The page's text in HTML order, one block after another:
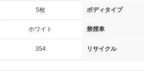
5枚 ボディタイプ
ホワイト 禁煙車
354 リサイクル